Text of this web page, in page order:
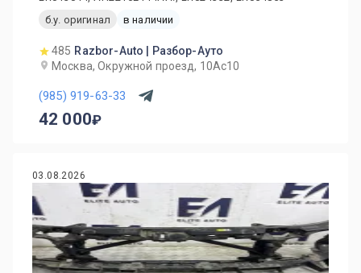
б.у. оригинал
в наличии
485 Razbor-Auto | Разбор-Ауто
Москва, Окружной проезд, 10Ас10
(985) 919-63-33
42 000
03.08.2026